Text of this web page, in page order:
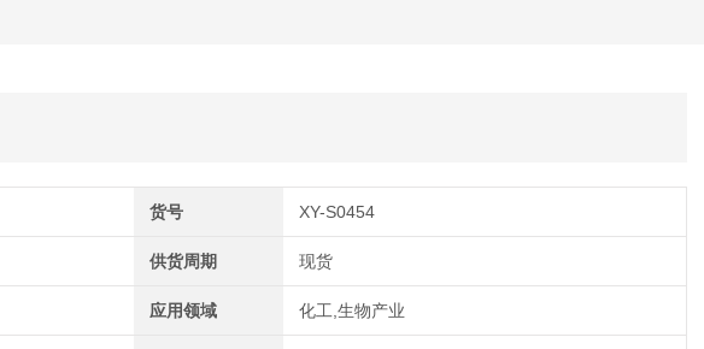
货号 XY-S0454
供货周期 现货
应用领域 化工,生物产业